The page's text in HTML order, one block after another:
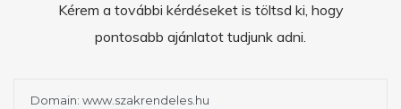
Kérem a további kérdéseket is töltsd ki, hogy
pontosabb ajánlatot tudjunk adni.